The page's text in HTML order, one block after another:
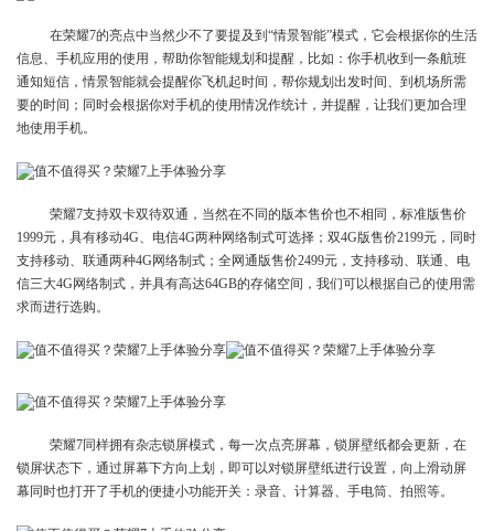
在荣耀7的亮点中当然少不了要提及到“情景智能”模式，它会根据你的生活
信息、手机应用的使用，帮助你智能规划和提醒，比如：你手机收到一条航班
通知短信，情景智能就会提醒你飞机起时间，帮你规划出发时间、到机场所需
要的时间；同时会根据你对手机的使用情况作统计，并提醒，让我们更加合理
地使用手机。
荣耀7支持双卡双待双通，当然在不同的版本售价也不相同，标准版售价
1999元，具有移动4G、电信4G两种网络制式可选择；双4G版售价2199元，同时
支持移动、联通两种4G网络制式；全网通版售价2499元，支持移动、联通、电
信三大4G网络制式，并具有高达64GB的存储空间，我们可以根据自己的使用需
求而进行选购。
荣耀7同样拥有杂志锁屏模式，每一次点亮屏幕，锁屏壁纸都会更新，在
锁屏状态下，通过屏幕下方向上划，即可以对锁屏壁纸进行设置，向上滑动屏
幕同时也打开了手机的便捷小功能开关：录音、计算器、手电筒、拍照等。